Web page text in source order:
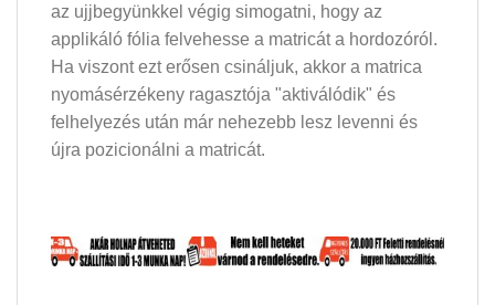
az ujjbegyünkkel végig simogatni, hogy az
applikáló fólia felvehesse a matricát a hordozóról.
Ha viszont ezt erősen csináljuk, akkor a matrica
nyomásérzékeny ragasztója "aktiválódik" és
felhelyezés után már nehezebb lesz levenni és
újra pozicionálni a matricát.